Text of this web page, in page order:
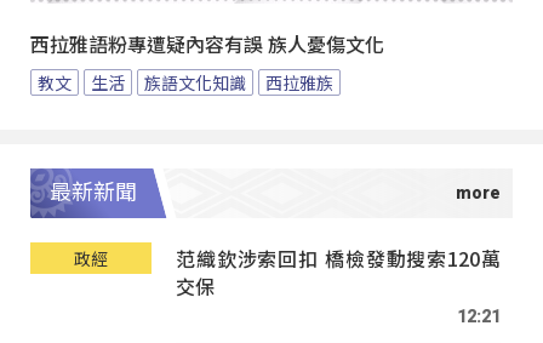
西拉雅語粉專遭疑內容有誤 族人憂傷文化
教文 生活 族語文化知識 西拉雅族
最新新聞
政經
范織欽涉索回扣 橋檢發動搜索120萬
交保
12:21